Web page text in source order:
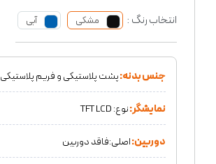
انتخاب رنگ : مشکی آبی
جنس بدنه:پشت پلاستیکی و فریم پلاستیکی
نمایشگر:نوع: TFT LCD
دوربین:اصلی:فاقد دوربین